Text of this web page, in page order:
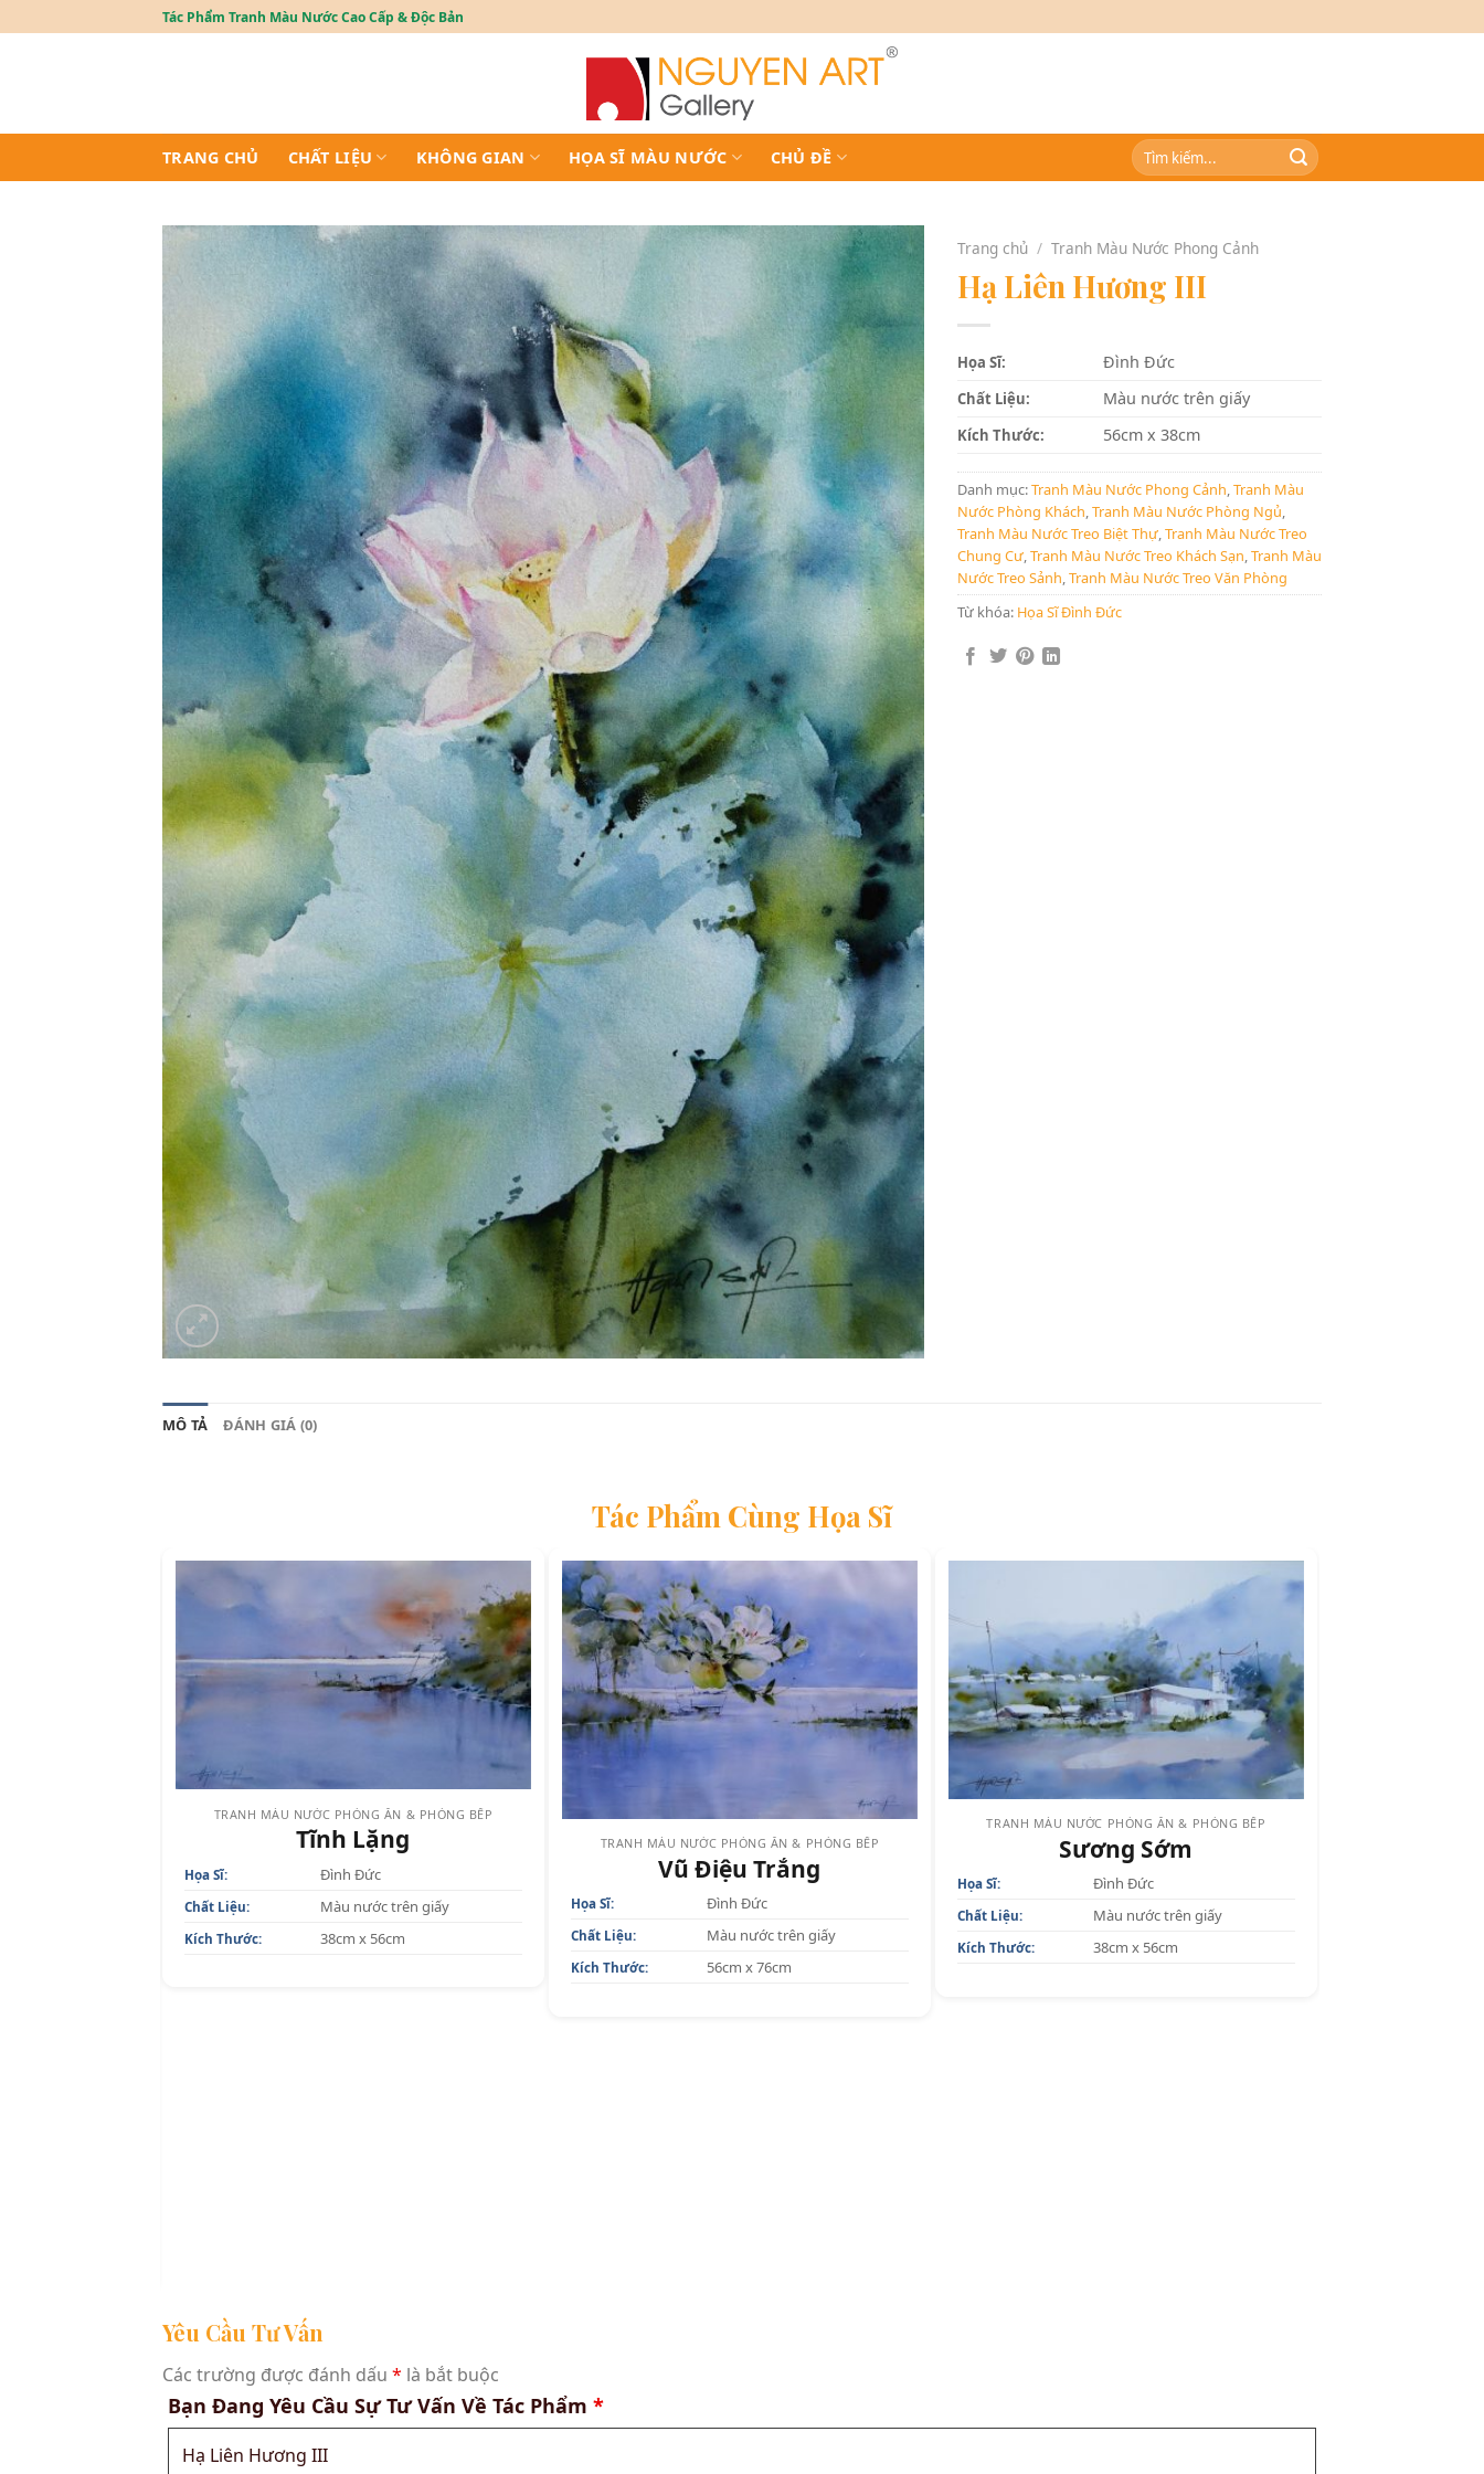
to
Tác Phẩm Tranh Màu Nước Cao Cấp & Độc Bản
TRANG CHỦ CHẤT LIỆU KHÔNG GIAN HỌA SĨ MÀU NƯỚC CHỦ ĐỀ
Tìm
kiếm:
Trang chủ / Tranh Màu Nước Phong Cảnh
Hạ Liên Hương III
Họa Sĩ: Đình Đức
Chất Liệu: Màu nước trên giấy
Kích Thước: 56cm x 38cm
Danh mục:Tranh Màu Nước Phong Cảnh,Tranh Màu
Nước Phòng Khách,Tranh Màu Nước Phòng Ngủ,
Tranh Màu Nước Treo Biệt Thự,Tranh Màu Nước Treo
Chung Cư,Tranh Màu Nước Treo Khách Sạn,Tranh Màu
Nước Treo Sảnh,Tranh Màu Nước Treo Văn Phòng
Từ khóa: Họa Sĩ Đình Đức
MÔ TẢ ĐÁNH GIÁ (0)
Tác Phẩm Cùng Họa Sĩ
TRANH MÀU NƯỚC PHÒNG ĂN & PHÒNG BẾP
Tĩnh Lặng
Họa Sĩ: Đình Đức
Chất Liệu: Màu nước trên giấy
Kích Thước: 38cm x 56cm
TRANH MÀU NƯỚC PHÒNG ĂN & PHÒNG BẾP
Vũ Điệu Trắng
Họa Sĩ: Đình Đức
Chất Liệu: Màu nước trên giấy
Kích Thước: 56cm x 76cm
TRANH MÀU NƯỚC PHÒNG ĂN & PHÒNG BẾP
Sương Sớm
Họa Sĩ: Đình Đức
Chất Liệu: Màu nước trên giấy
Kích Thước: 38cm x 56cm
Yêu Cầu Tư Vấn
Các trường được đánh dấu * là bắt buộc
Bạn Đang Yêu Cầu Sự Tư Vấn Về Tác Phẩm *